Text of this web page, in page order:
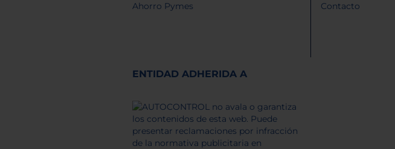
Ahorro Pymes
Contacto
ENTIDAD ADHERIDA A